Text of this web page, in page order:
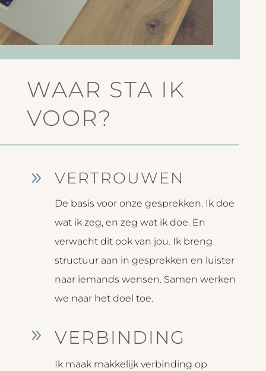
WAAR STA IK
VOOR?
9 VERTROUWEN
De basis voor onze gesprekken. Ik doe
wat ik zeg, en zeg wat ik doe. En
verwacht dit ook van jou. Ik breng
structuur aan in gesprekken en luister
naar iemands wensen. Samen werken
we naar het doel toe.
9 VERBINDING
Ik maak makkelijk verbinding op